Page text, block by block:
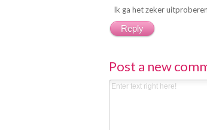
Ik ga het zeker
Reply
Post a new